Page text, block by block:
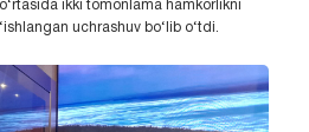
ikki tomonlama hamkorlikni
uchrashuv bo‘lib o‘tdi.